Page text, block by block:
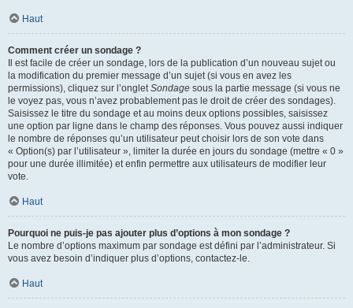
Haut
Comment créer un sondage ?
Il est facile de créer un sondage, lors de la publication d’un nouveau sujet ou
la modification du premier message d’un sujet (si vous en avez les
permissions), cliquez sur l’ongletSondage sous la partie message (si vous ne
le voyez pas, vous n’avez probablement pas le droit de créer des sondages).
Saisissez le titre du sondage et au moins deux options possibles, saisissez
une option par ligne dans le champ des réponses. Vous pouvez aussi indiquer
le nombre de réponses qu’un utilisateur peut choisir lors de son vote dans
« Option(s) par l’utilisateur », limiter la durée en jours du sondage (mettre « 0 »
pour une durée illimitée) et enfin permettre aux utilisateurs de modifier leur
vote.
Haut
Pourquoi ne puis-je pas ajouter plus d’options à mon sondage ?
Le nombre d’options maximum par sondage est défini par l’administrateur. Si
vous avez besoin d’indiquer plus d’options, contactez-le.
Haut